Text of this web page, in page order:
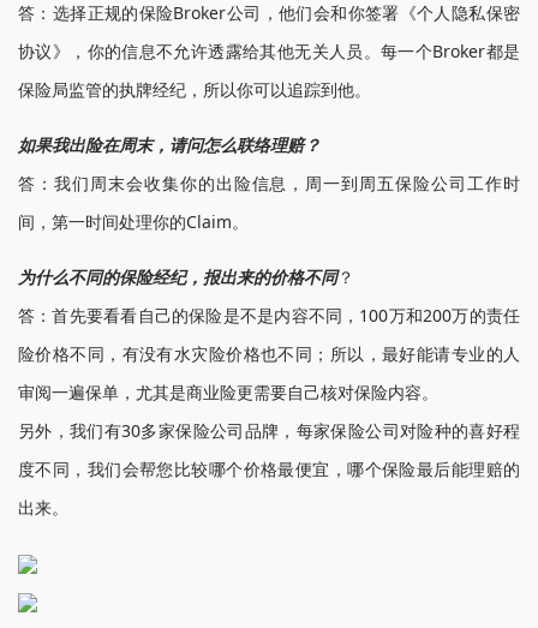
答：选择正规的保险Broker公司，他们会和你签署《个人隐私保密
协议》，你的信息不允许透露给其他无关人员。每一个Broker都是
保险局监管的执牌经纪，所以你可以追踪到他。
如果我出险在周末，请问怎么联络理赔？
答：我们周末会收集你的出险信息，周一到周五保险公司工作时
间，第一时间处理你的Claim。
为什么不同的保险经纪，报出来的价格不同？
答：首先要看看自己的保险是不是内容不同，100万和200万的责任
险价格不同，有没有水灾险价格也不同；所以，最好能请专业的人
审阅一遍保单，尤其是商业险更需要自己核对保险内容。
另外，我们有30多家保险公司品牌，每家保险公司对险种的喜好程
度不同，我们会帮您比较哪个价格最便宜，哪个保险最后能理赔的
出来。